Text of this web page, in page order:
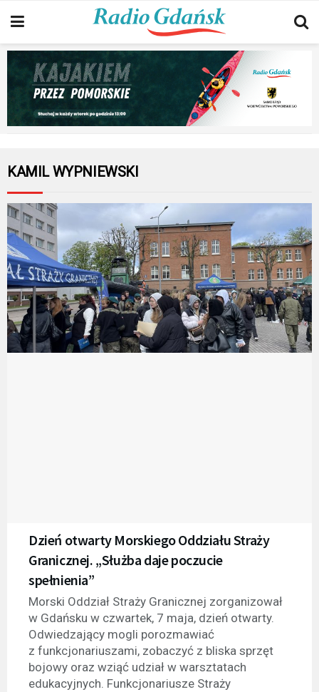
KAMIL WYPNIEWSKI
Dzień otwarty Morskiego Oddziału Straży
Granicznej. „Służba daje poczucie
spełnienia”
Morski Oddział Straży Granicznej zorganizował
w Gdańsku w czwartek, 7 maja, dzień otwarty.
Odwiedzający mogli porozmawiać
z funkcjonariuszami, zobaczyć z bliska sprzęt
bojowy oraz wziąć udział w warsztatach
edukacyjnych. Funkcjonariusze Straży